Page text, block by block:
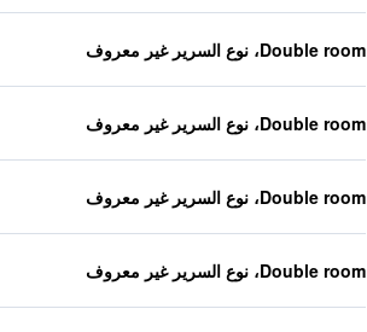
Double room، نوع السرير غير معروف
Double room، نوع السرير غير معروف
Double room، نوع السرير غير معروف
Double room، نوع السرير غير معروف